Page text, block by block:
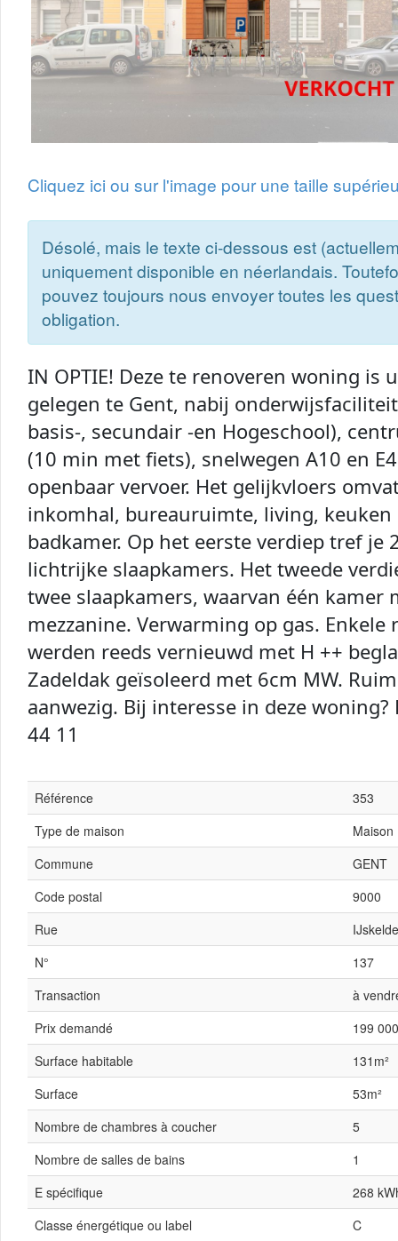
Cliquez ici ou sur l'image pour une taille
Désolé, mais le texte ci-dessous est
uniquement disponible en néerlandais.
pouvez toujours nous envoyer toutes les
obligation.
IN OPTIE! Deze te renoveren woning is
gelegen te Gent, nabij
basis-, secundair -en Hogeschool),
(10 min met fiets), snelwegen A10 en
openbaar vervoer. Het gelijkvloers
inkomhal, bureauruimte, living, keuken
badkamer. Op het eerste verdiep tref je
lichtrijke slaapkamers. Het tweede
twee slaapkamers, waarvan één kamer
mezzanine. Verwarming op gas. Enkele
werden reeds vernieuwd met H ++
Zadeldak geïsoleerd met 6cm MW.
aanwezig. Bij interesse in deze woning?
44 11
Référence
353
Type de maison
Maison
Commune
GENT
Code postal
9000
Rue
N°
137
Transaction
à
Prix demandé
199
Surface habitable
131m²
Surface
53m²
Nombre de chambres à coucher
5
Nombre de salles de bains
1
E spécifique
268
Classe énergétique ou label
C